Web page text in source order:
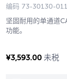
编码 73-30130-
坚固耐用的单通道
功能。
¥3,593.00 未税